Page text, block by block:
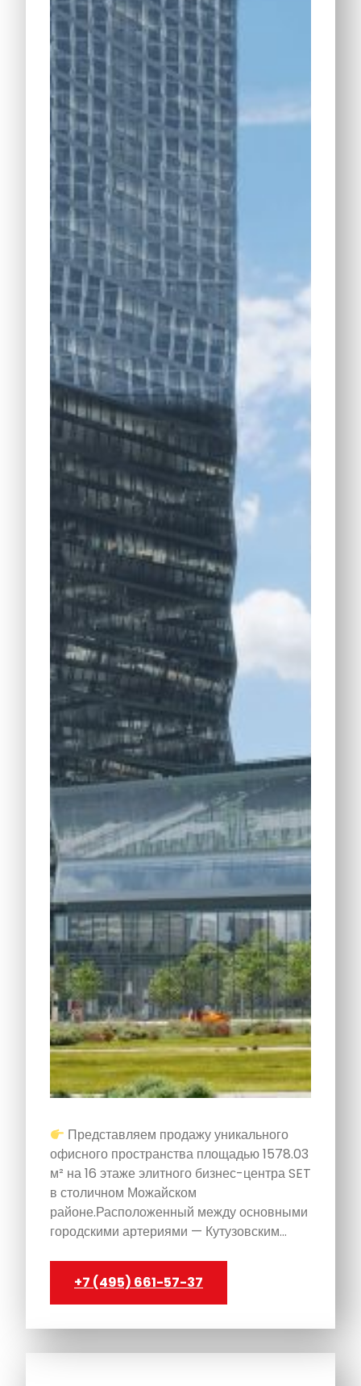
Представляем продажу уникального
офисного пространства площадью 1578.03
м² на 16 этаже элитного бизнес-центра SET
в столичном Можайском
районе.Расположенный между основными
городскими артериями — Кутузовским…
+7 (495) 661-57-37